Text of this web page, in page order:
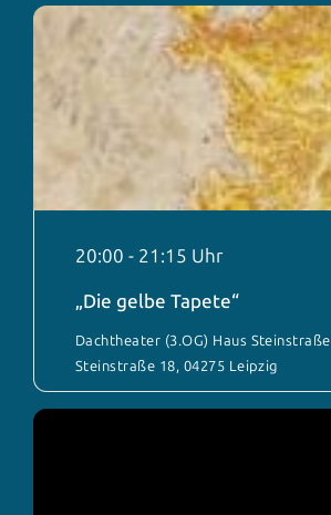
20:00 - 21:15
„Die gelbe Tapete“
Dachtheater (3.OG) Haus Steinstraße
Steinstraße 18, 04275 Leipzig